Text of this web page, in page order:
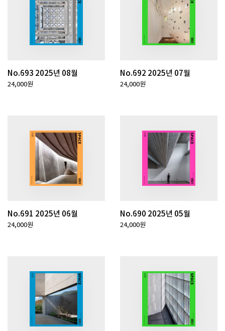
No.693 2025년 08월
24,000원
No.692 2025년 07월
24,000원
No.691 2025년 06월
24,000원
No.690 2025년 05월
24,000원